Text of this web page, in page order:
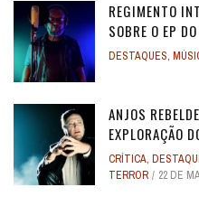
REGIMENTO
SOBRE O EP
DESTAQUES,
ANJOS
EXPLORAÇÃO
CRÍTICA,
TERROR
22 DE